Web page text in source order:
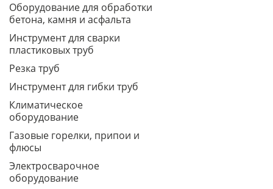
Оборудование для обработки
бетона, камня и асфальта
Инструмент для сварки
пластиковых труб
Резка труб
Инструмент для гибки труб
Климатическое
оборудование
Газовые горелки, припои и
флюсы
Электросварочное
оборудование